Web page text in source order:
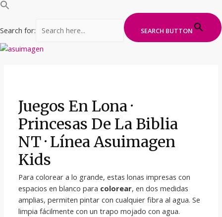
Search for: SEARCH BUTTON
Ir
Juegos En Lona ·
Princesas De La Biblia
NT · Línea Asuimagen
Kids
Para colorear a lo grande, estas lonas impresas con
espacios en blanco para colorear, en dos medidas
amplias, permiten pintar con cualquier fibra al agua. Se
limpia fácilmente con un trapo mojado con agua.